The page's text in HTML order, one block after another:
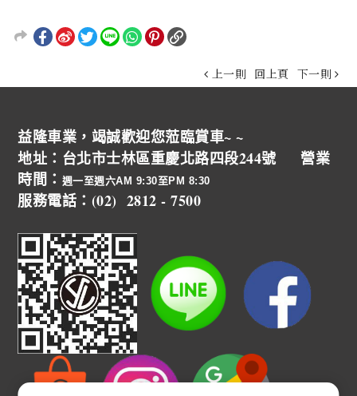
上一則 回上頁 下一則
益隆車業，竭誠歡迎您蒞臨賞車~ ~
地址：台北市士林區重慶北路四段244號 營業
時間： 週一至週六AM 9:30至PM 8:30
服務電話：(02) 2812 - 7500